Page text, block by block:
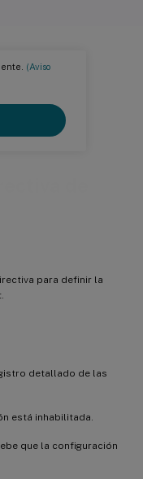
(Aviso
para definir la
detallado de las
está inhabilitada.
que la configuración